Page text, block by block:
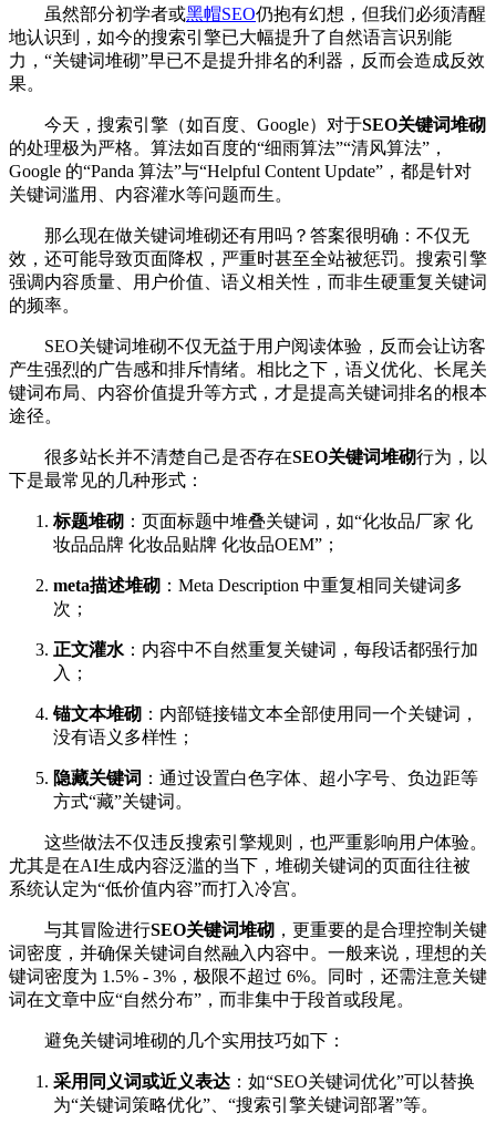
虽然部分初学者或黑帽SEO仍抱有幻想，但我们必须清醒
地认识到，如今的搜索引擎已大幅提升了自然语言识别能
力，“关键词堆砌”早已不是提升排名的利器，反而会造成反效
果。
今天，搜索引擎（如百度、Google）对于SEO关键词堆砌
的处理极为严格。算法如百度的“细雨算法”“清风算法”，
Google 的“Panda 算法”与“Helpful Content Update”，都是针对
关键词滥用、内容灌水等问题而生。
那么现在做关键词堆砌还有用吗？答案很明确：不仅无
效，还可能导致页面降权，严重时甚至全站被惩罚。搜索引擎
强调内容质量、用户价值、语义相关性，而非生硬重复关键词
的频率。
SEO关键词堆砌不仅无益于用户阅读体验，反而会让访客
产生强烈的广告感和排斥情绪。相比之下，语义优化、长尾关
键词布局、内容价值提升等方式，才是提高关键词排名的根本
途径。
很多站长并不清楚自己是否存在SEO关键词堆砌行为，以
下是最常见的几种形式：
标题堆砌 ：页面标题中堆叠关键词，如“化妆品厂家 化
妆品品牌 化妆品贴牌 化妆品OEM”；
meta描述堆砌 ：Meta Description 中重复相同关键词多
次；
正文灌水 ：内容中不自然重复关键词，每段话都强行加
入；
锚文本堆砌 ：内部链接锚文本全部使用同一个关键词，
没有语义多样性；
隐藏关键词 ：通过设置白色字体、超小字号、负边距等
方式“藏”关键词。
这些做法不仅违反搜索引擎规则，也严重影响用户体验。
尤其是在AI生成内容泛滥的当下，堆砌关键词的页面往往被
系统认定为“低价值内容”而打入冷宫。
与其冒险进行SEO关键词堆砌 ，更重要的是合理控制关键
词密度，并确保关键词自然融入内容中。一般来说，理想的关
键词密度为 1.5% - 3%，极限不超过 6%。同时，还需注意关键
词在文章中应“自然分布”，而非集中于段首或段尾。
避免关键词堆砌的几个实用技巧如下：
采用同义词或近义表达 ：如“SEO关键词优化”可以替换
为“关键词策略优化”、“搜索引擎关键词部署”等。